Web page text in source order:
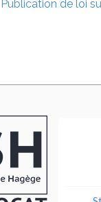
Publication de loi